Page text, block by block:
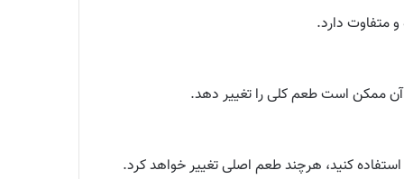
متفاوت دارد.
آن ممکن است طعم کلی را تغییر دهد.
کنید، هرچند طعم اصلی تغییر خواهد کرد.